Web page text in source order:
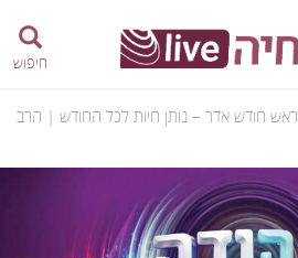
חיפוש
ראש חודש אדר – נותן חיות לכל החודש | הרב